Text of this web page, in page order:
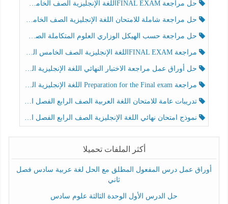
حل مراجعة FINAL EXAMاللغة الإنجليزية الصف الخامس الفصل الثالث
حل مراجعة شاملة للامتحان اللغة الإنجليزية الصف الخامس الفصل الثالث
حل مراجعة حسب الهيكل الوزاري العلوم المتكاملة الصف الخامس عام الفصل الثالث
مراجعة FINAL EXAMاللغة الإنجليزية الصف الخامس الفصل الثالث
حل أوراق عمل مراجعة الاختبار النهائي اللغة الإنجليزية الصف الرابع الفصل الثالث
مراجعة Preparation for the Final exam اللغة الإنجليزية الصف الرابع الفصل الثالث
تدريبات عامة للامتحان اللغة العربية الصف الرابع الفصل الثالث
نموذج امتحان نهائي اللغة الإنجليزية الصف الرابع الفصل الثالث
أكثر الملفات تحميلا
أوراق عمل درس المفعول المطلق مع الحل لغة عربية سادس فصل
ثاني
حل الدرس الأول الوحدة الثالثة علوم سادس